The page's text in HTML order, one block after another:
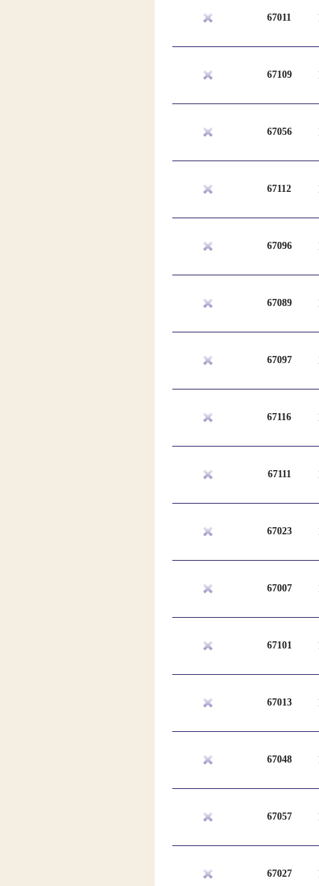
67011
67109
67056
67112
67096
67089
67097
67116
67111
67023
67007
67101
67013
67048
67057
67027